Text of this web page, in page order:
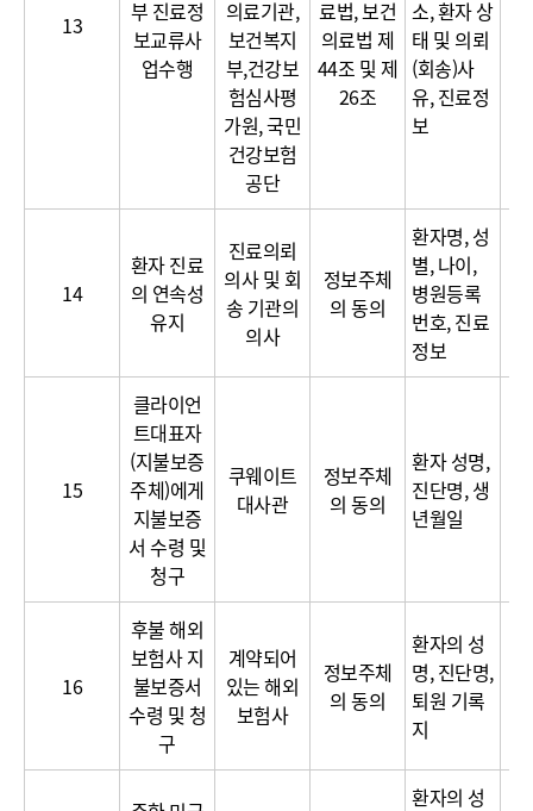
13
부 진료정
보교류사
업수행
의료기관,
보건복지
부,건강보
험심사평
가원, 국민
건강보험
공단
료법, 보건
의료법 제
44조 및 제
26조
소, 환자 상
태 및 의뢰
(회송)사
유, 진료정
보
14
환자 진료
의 연속성
유지
진료의뢰
의사 및 회
송 기관의
의사
정보주체
의 동의
환자명, 성
별, 나이,
병원등록
번호, 진료
정보
15
클라이언
트대표자
(지불보증
주체)에게
지불보증
서 수령 및
청구
쿠웨이트
대사관
정보주체
의 동의
환자 성명,
진단명, 생
년월일
16
후불 해외
보험사 지
불보증서
수령 및 청
구
계약되어
있는 해외
보험사
정보주체
의 동의
환자의 성
명, 진단명,
퇴원 기록
지
환자의 성